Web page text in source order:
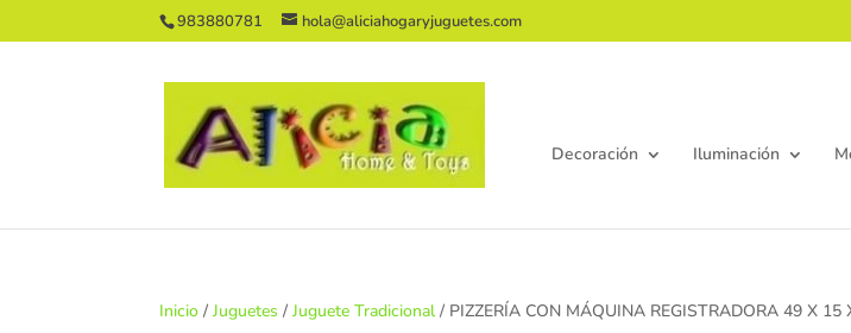
983880781 hola@aliciahogaryjuguetes.com
Decoración Iluminación
Inicio /Juguetes /Juguete Tradicional / PIZZERÍA CON MÁQUINA REGISTRADORA 49 X 15